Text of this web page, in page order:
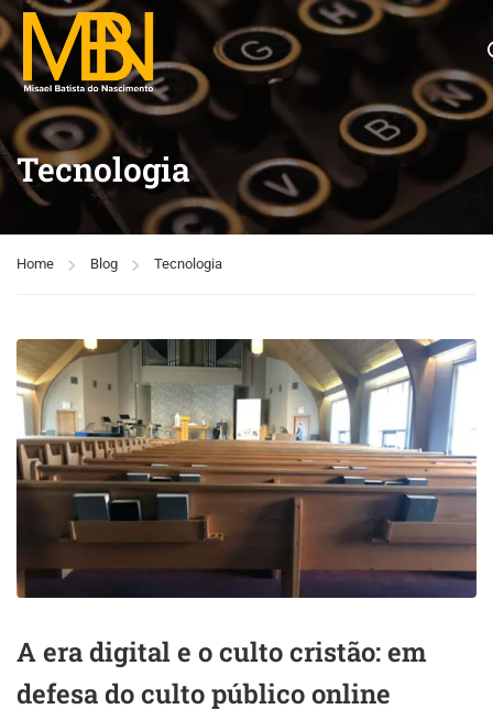
Tecnologia
Home Blog Tecnologia
A era digital e o culto cristão: em
defesa do culto público online